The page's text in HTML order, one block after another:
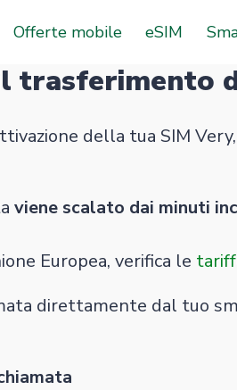
Offerte mobile eSIM
trasferimento
della tua SIM
viene scalato dai minuti
Europea, verifica le
direttamente dal tuo